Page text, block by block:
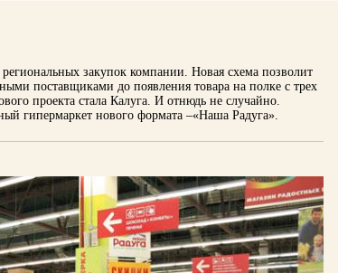
закупок компании. Новая схема позволит
поставщиками до появления товара на полке с трех
проекта стала Калуга. И отнюдь не случайно.
гипермаркет нового формата –«Наша Радуга».